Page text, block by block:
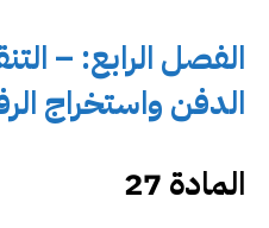
الفصل الرابع: –
الدفن واستخراج
المادة 27